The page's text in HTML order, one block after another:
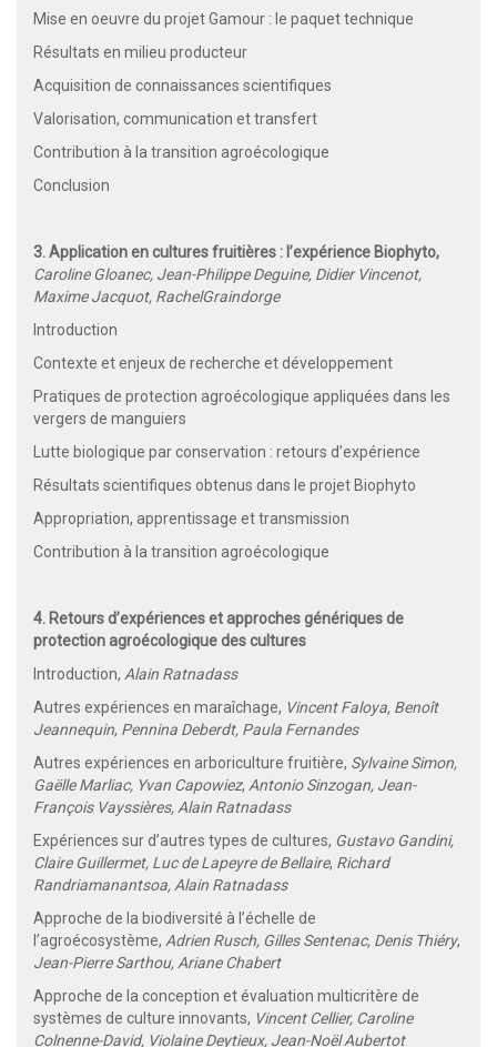
Mise en oeuvre du projet Gamour : le paquet technique
Résultats en milieu producteur
Acquisition de connaissances scientifiques
Valorisation, communication et transfert
Contribution à la transition agroécologique
Conclusion
3. Application en cultures fruitières : l’expérience Biophyto,
Caroline Gloanec, Jean-Philippe Deguine, Didier Vincenot,
Maxime Jacquot, RachelGraindorge
Introduction
Contexte et enjeux de recherche et développement
Pratiques de protection agroécologique appliquées dans les
vergers de manguiers
Lutte biologique par conservation : retours d’expérience
Résultats scientifiques obtenus dans le projet Biophyto
Appropriation, apprentissage et transmission
Contribution à la transition agroécologique
4. Retours d’expériences et approches génériques de
protection agroécologique des cultures
Introduction, Alain Ratnadass
Autres expériences en maraîchage, Vincent Faloya, Benoît
Jeannequin, Pennina Deberdt, Paula Fernandes
Autres expériences en arboriculture fruitière, Sylvaine Simon,
Gaëlle Marliac, Yvan Capowiez, Antonio Sinzogan, Jean-
François Vayssières, Alain Ratnadass
Expériences sur d’autres types de cultures, Gustavo Gandini,
Claire Guillermet, Luc de Lapeyre de Bellaire, Richard
Randriamanantsoa, Alain Ratnadass
Approche de la biodiversité à l’échelle de
l’agroécosystème, Adrien Rusch, Gilles Sentenac, Denis Thiéry,
Jean-Pierre Sarthou, Ariane Chabert
Approche de la conception et évaluation multicritère de
systèmes de culture innovants, Vincent Cellier, Caroline
Colnenne-David, Violaine Deytieux, Jean-Noël Aubertot